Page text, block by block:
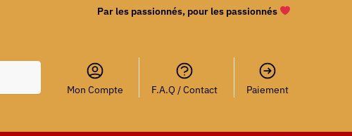
Par les passionnés, pour les passionnés
Mon Compte F.A.Q / Contact Paiement